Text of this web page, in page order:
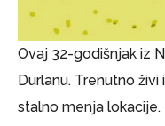
Ovaj 32-godišnjak iz
Durlanu. Trenutno
stalno menja